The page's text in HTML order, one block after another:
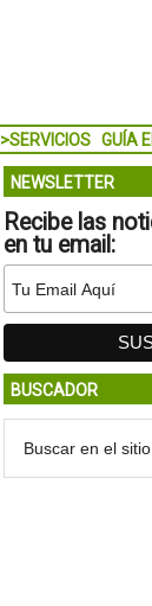
>SERVICIOS GUÍA
NEWSLETTER
Recibe las
en tu email:
BUSCADOR